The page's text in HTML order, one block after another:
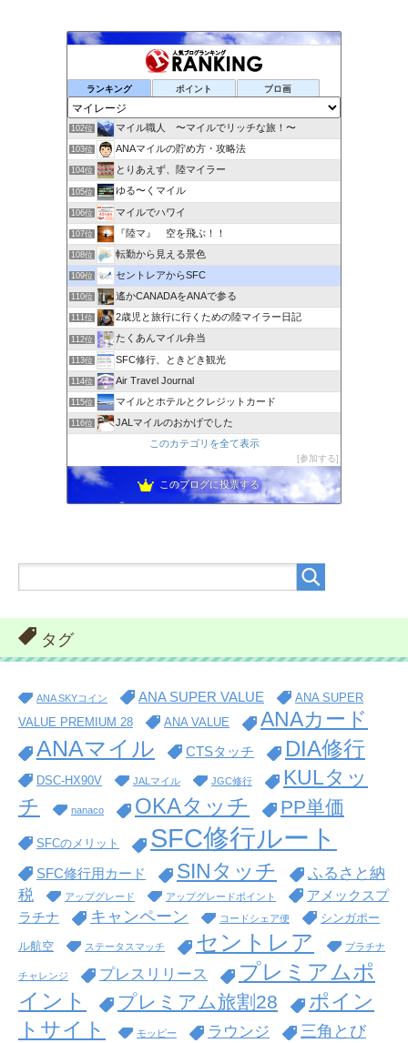
ランキング ポイント ブロ画
102位 マイル職人 〜マイルでリッチな旅！〜
103位 ANAマイルの貯め方・攻略法
104位 とりあえず、陸マイラー
105位 ゆる〜くマイル
106位 マイルでハワイ
107位 『陸マ』 空を飛ぶ！！
108位 転勤から見える景色
109位 セントレアからSFC
110位 遙かCANADAをANAで参る
111位 2歳児と旅行に行くための陸マイラー日記
112位 たくあんマイル弁当
113位 SFC修行、ときどき観光
114位 Air Travel Journal
115位 マイルとホテルとクレジットカード
116位
JALマイルのおかげでした
このカテゴリを全て表示
参加する
このブログに投票する
タグ
ANA SKYコイン ANA SUPER VALUE
ANA SUPER
VALUE PREMIUM 28
ANA VALUE ANAカード
ANAマイル CTSタッチ DIA修行
DSC-HX90V JALマイル JGC修行
KULタッ
チ
nanaco OKAタッチ PP単価
SFCのメリット SFC修行ルート
SFC修行用カード SINタッチ
ふるさと納
税
アップグレード アップグレードポイント
アメックスプ
ラチナ
キャンペーン コードシェア便 シンガポー
ル航空 ステータスマッチ セントレア プラチナ
チャレンジ プレスリリース
プレミアムポ
イント
プレミアム旅割28
ポイン
トサイト
モッピー ラウンジ 三角とび